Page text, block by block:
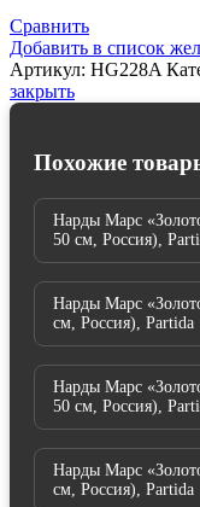
Сравнить
Добавить в список
Артикул: HG228A
закрыть
Похожие
Нарды Марс
50 см, Россия),
Нарды Марс
см, Россия), Partida
Нарды Марс
50 см, Россия),
Нарды Марс
см, Россия), Partida